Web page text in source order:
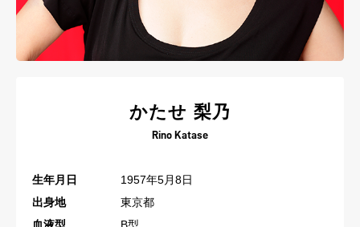
かたせ 梨乃
Rino Katase
生年月日
1957年5月8日
出身地
東京都